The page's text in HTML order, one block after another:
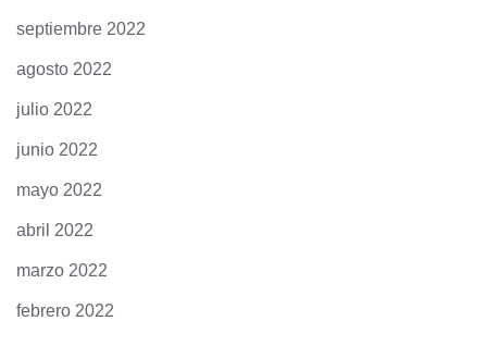
septiembre 2022
agosto 2022
julio 2022
junio 2022
mayo 2022
abril 2022
marzo 2022
febrero 2022